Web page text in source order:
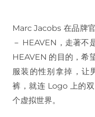
Marc Jacobs 在品牌
－ HEAVEN，走著不
HEAVEN 的目的，希
服装的性别拿掉，让
裤，就连 Logo 上的
个虚拟世界。